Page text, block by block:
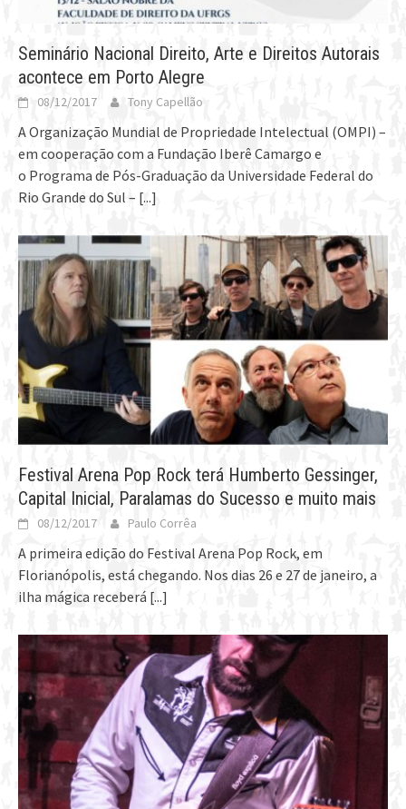
Seminário Nacional Direito, Arte e Direitos Autorais
acontece em Porto Alegre
08/12/2017 Tony Capellão
A Organização Mundial de Propriedade Intelectual (OMPI) –
em cooperação com a Fundação Iberê Camargo e
o Programa de Pós-Graduação da Universidade Federal do
Rio Grande do Sul – [...]
Festival Arena Pop Rock terá Humberto Gessinger,
Capital Inicial, Paralamas do Sucesso e muito mais
08/12/2017 Paulo Corrêa
A primeira edição do Festival Arena Pop Rock, em
Florianópolis, está chegando. Nos dias 26 e 27 de janeiro, a
ilha mágica receberá [...]